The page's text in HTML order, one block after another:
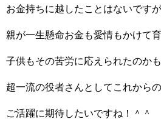
お金持ちに越したことはないですが
親が一生懸命お金も愛情もかけて
子供もその苦労に応えられたのか
超一流の役者さんとしてこれから
ご活躍に期待したいですね！＾＾